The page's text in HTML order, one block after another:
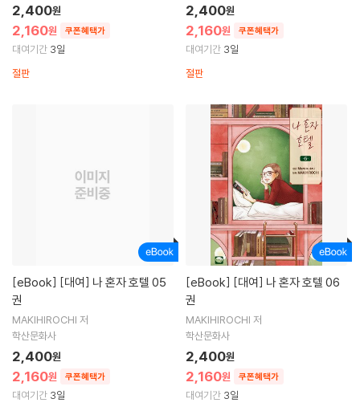
2,160원 쿠폰혜택가
2,400원
대여기간 3일
절판
2,160원 쿠폰혜택가
2,400원
대여기간 3일
절판
[eBook]
권
MAKIHIROCHI 저
학산문화사
2,160원 쿠폰혜택가
2,400원
대여기간 3일
[eBook]
권
MAKIHIROCHI 저
학산문화사
2,160원 쿠폰혜택가
2,400원
대여기간 3일